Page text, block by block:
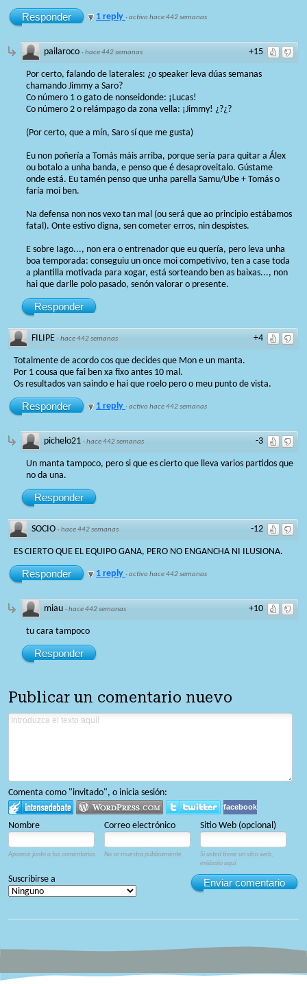
Responder 1 reply ·activo hace 442 semanas
+15
pailaroco ·hace 442 semanas
Por certo, falando de laterales: ¿o speaker leva dúas semanas
chamando Jimmy a Saro?
Co número 1 o gato de nonseidonde: ¡Lucas!
Co número 2 o relámpago da zona vella: ¡Jimmy! ¿?¿?
(Por certo, que a mín, Saro sí que me gusta)
Eu non poñería a Tomás máis arriba, porque sería para quitar a Álex
ou botalo a unha banda, e penso que é desaproveitalo. Gústame
onde está. Eu tamén penso que unha parella Samu/Ube + Tomás o
faría moi ben.
Na defensa non nos vexo tan mal (ou será que ao principio estábamos
fatal). Onte estivo digna, sen cometer erros, nin despistes.
E sobre Iago..., non era o entrenador que eu quería, pero leva unha
boa temporada: conseguiu un once moi competivivo, ten a case toda
a plantilla motivada para xogar, está sorteando ben as baixas..., non
hai que darlle polo pasado, senón valorar o presente.
Responder
+4
FILIPE ·hace 442 semanas
Totalmente de acordo cos que decides que Mon e un manta.
Por 1 cousa que fai ben xa fixo antes 10 mal.
Os resultados van saindo e hai que roelo pero o meu punto de vista.
Responder 1 reply ·activo hace 442 semanas
-3
pichelo21 ·hace 442 semanas
Un manta tampoco, pero si que es cierto que lleva varios partidos que
no da una.
Responder
-12
SOCIO ·hace 442 semanas
ES CIERTO QUE EL EQUIPO GANA, PERO NO ENGANCHA NI ILUSIONA.
Responder 1 reply ·activo hace 442 semanas
+10
miau ·hace 442 semanas
tu cara tampoco
Responder
Publicar un comentario nuevo
Comenta como "invitado", o inicia sesión:
facebook
Nombre Correo electrónico Sitio Web (opcional)
Aparece junto a tus comentarios. No se muestra públicamente.
Si usted tiene un sitio web,
enlázalo aquí.
Enviar comentario
Suscribirse a